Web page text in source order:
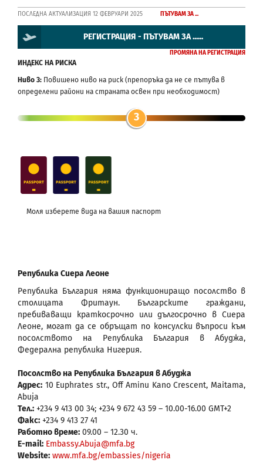
ПОСЛЕДНА АКТУАЛИЗАЦИЯ 12 ФЕВРУАРИ 2025 ПЪТУВАМ ЗА ...
РЕГИСТРАЦИЯ - ПЪТУВАМ ЗА ......
ПРОМЯНА НА РЕГИСТРАЦИЯ
ИНДЕКС НА РИСКА
Ниво 3: Повишено ниво на риск (препоръка да не се пътува в
определени райони на страната освен при необходимост)
3
Моля изберете вида на вашия паспорт
Република Сиера Леоне
Република България няма функциониращо посолство в
столицата Фритаун. Българските граждани,
пребиваващи краткосрочно или дългосрочно в Сиера
Леоне, могат да се обръщат по консулски въпроси към
посолството на Република България в Абуджа,
Федерална република Нигерия.
Посолство на Република България в Абуджа
Адрес: 10 Euphrates str., Off Aminu Kano Crescent, Maitama,
Abuja
Тел.: +234 9 413 00 34; +234 9 672 43 59 – 10.00-16.00 GMT+2
Факс: +234 9 413 27 41
Работно време: 09.00 – 12.30 ч.
E-mail: Embassy.Abuja@mfa.bg
Website: www.mfa.bg/embassies/nigeria